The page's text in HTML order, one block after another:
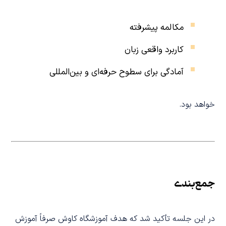
مکالمه پیشرفته
کاربرد واقعی زبان
آمادگی برای سطوح حرفه‌ای و بین‌المللی
خواهد بود.
جمع‌بندی
در این جلسه تأکید شد که هدف آموزشگاه کاوش صرفاً آموزش